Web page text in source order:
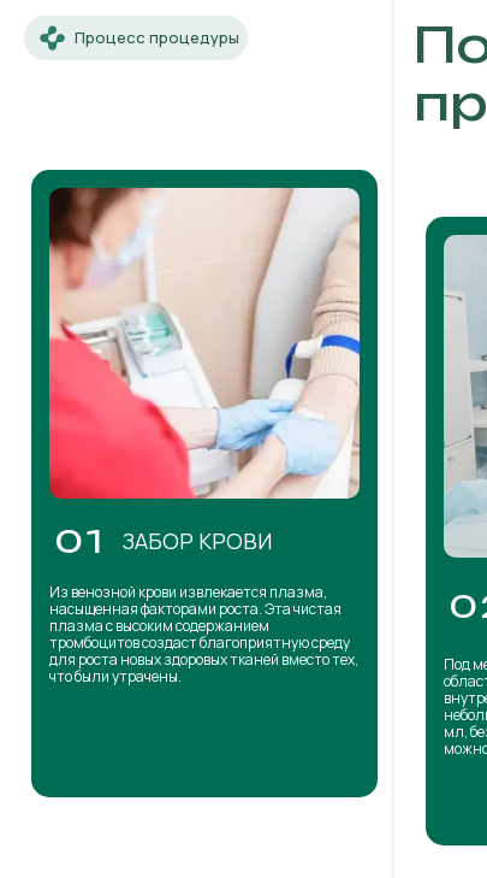
Процесс процедуры
01 ЗАБОР КРОВИ
Из венозной крови извлекается плазма,
насыщенная факторами роста. Эта чистая
плазма с высоким содержанием
тромбоцитов создаст благоприятную среду
для роста новых здоровых тканей вместо тех,
что были утрачены.
Под
мл,